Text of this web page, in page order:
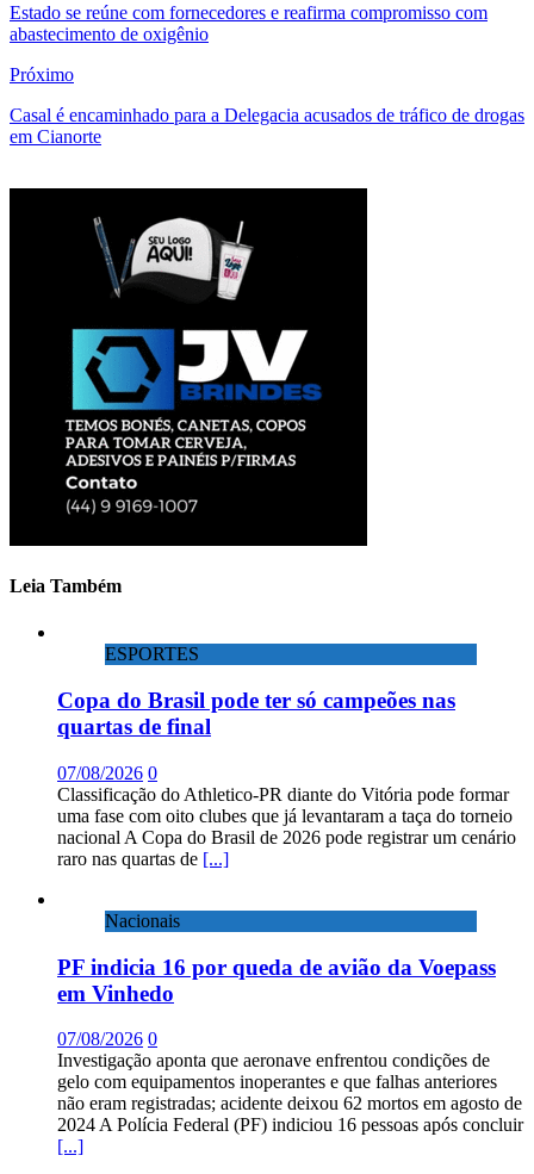
Estado se reúne com fornecedores e reafirma compromisso com
abastecimento de oxigênio
Próximo
Casal é encaminhado para a Delegacia acusados de tráfico de drogas
em Cianorte
Leia Também
ESPORTES
Copa do Brasil pode ter só campeões nas
quartas de final
07/08/2026 0
Classificação do Athletico-PR diante do Vitória pode formar
uma fase com oito clubes que já levantaram a taça do torneio
nacional A Copa do Brasil de 2026 pode registrar um cenário
raro nas quartas de [...]
Nacionais
PF indicia 16 por queda de avião da Voepass
em Vinhedo
07/08/2026 0
Investigação aponta que aeronave enfrentou condições de
gelo com equipamentos inoperantes e que falhas anteriores
não eram registradas; acidente deixou 62 mortos em agosto de
2024 A Polícia Federal (PF) indiciou 16 pessoas após concluir
[...]